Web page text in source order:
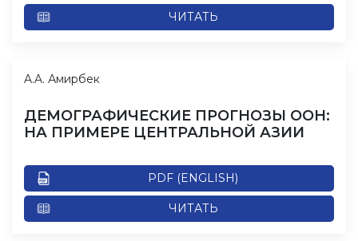
ЧИТАТЬ
A.A. Амирбек
ДЕМОГРАФИЧЕСКИЕ ПРОГНОЗЫ ООН:
НА ПРИМЕРЕ ЦЕНТРАЛЬНОЙ АЗИИ
PDF (ENGLISH)
ЧИТАТЬ